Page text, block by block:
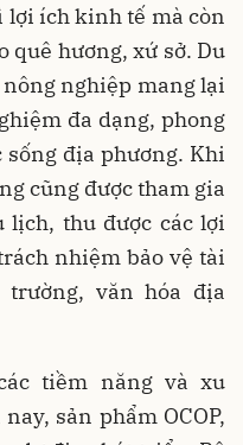
ích kinh tế mà còn
hương, xứ sở. Du
nghiệp mang lại
đa dạng, phong
địa phương. Khi
cũng được tham gia
lịch, thu được các lợi
nhiệm bảo vệ tài
văn hóa địa
tiềm năng và xu
sản phẩm OCOP,